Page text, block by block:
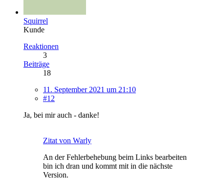
Squirrel
Kunde
Reaktionen
3
Beiträge
18
11. September 2021 um 21:10
#12
Ja, bei mir auch - danke!
Zitat von Warly
An der Fehlerbehebung beim Links bearbeiten
bin ich dran und kommt mit in die nächste
Version.